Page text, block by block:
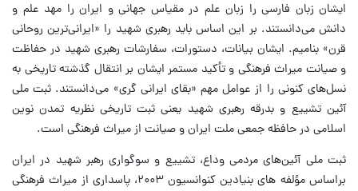
ایشان زبان فارسی را زبان علم در مقیاس جهانی و ایران را مهد علم و
دانش می‌دانستند. بر این اساس باید رهبری شهید را «ایرانی‌ترین روحانی
قرن» بنامیم. ایشان بیانات، دستورات، سفارشات رهبری شهید در حفاظت
و صیانت میراث فرهنگی و تأکید مستمر ایشان بر انتقال گذشته تاریخی به
نسل‌های کنونی را از عوامل مهم «بقای ایرانی گری» می‌دانستند. ثبت ملی
آئین تشییع و بدرقه رهبری شهید یعنی ثبت تاریخی نظریه تمدن نوین
اسلامی در حافظه جمعی ملت ایران و صیانت از میراث فرهنگی است.
ثبت ملی آئین‌های مردمی وداع، تشییع و سوگواری رهبر شهید در ایران
براساس مؤلفه های بنیادین کنوانسیون ۲۰۰۳، پاسداری از میراث فرهنگی